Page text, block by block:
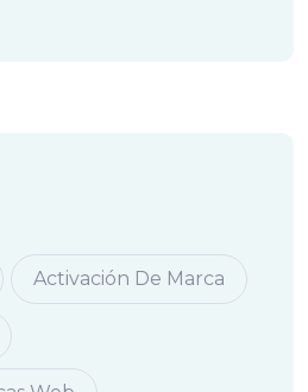
Activación De Marca